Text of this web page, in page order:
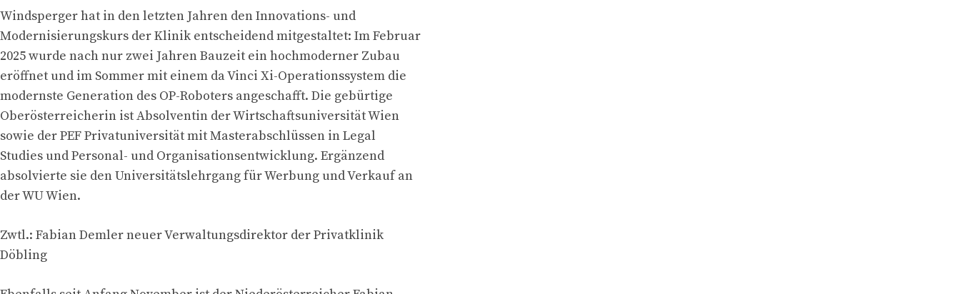
Windsperger hat in den letzten Jahren den Innovations- und
Modernisierungskurs der Klinik entscheidend mitgestaltet: Im Februar
2025 wurde nach nur zwei Jahren Bauzeit ein hochmoderner Zubau
eröffnet und im Sommer mit einem da Vinci Xi-Operationssystem die
modernste Generation des OP-Roboters angeschafft. Die gebürtige
Oberösterreicherin ist Absolventin der Wirtschaftsuniversität Wien
sowie der PEF Privatuniversität mit Masterabschlüssen in Legal
Studies und Personal- und Organisationsentwicklung. Ergänzend
absolvierte sie den Universitätslehrgang für Werbung und Verkauf an
der WU Wien.
Zwtl.: Fabian Demler neuer Verwaltungsdirektor der Privatklinik
Döbling